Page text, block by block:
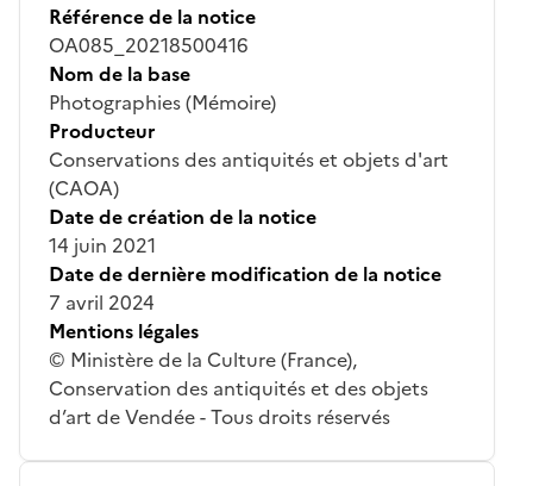
Référence de la notice
OA085_20218500416
Nom de la base
Photographies (Mémoire)
Producteur
Conservations des antiquités et objets d'art
(CAOA)
Date de création de la notice
14 juin 2021
Date de dernière modification de la notice
7 avril 2024
Mentions légales
© Ministère de la Culture (France),
Conservation des antiquités et des objets
d’art de Vendée - Tous droits réservés